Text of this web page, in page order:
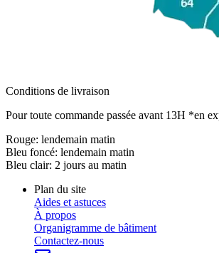
Conditions de livraison
Pour toute commande passée avant 13H *en
Rouge: lendemain matin
Bleu foncé: lendemain matin
Bleu clair: 2 jours au matin
Plan du site
Aides et astuces
À propos
Organigramme de bâtiment
Contactez-nous